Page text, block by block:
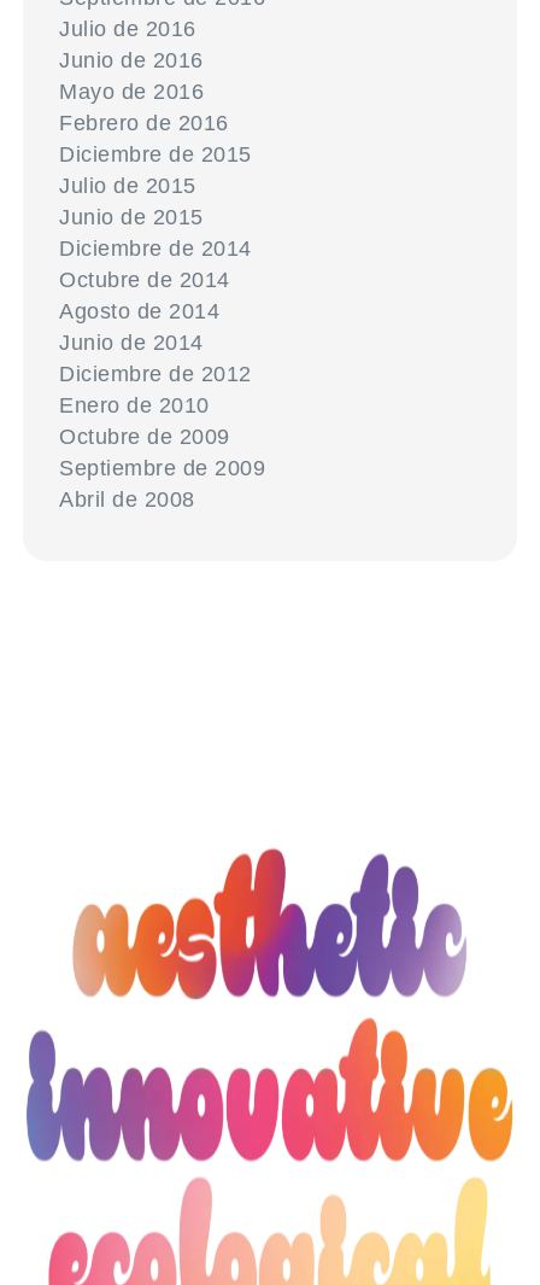
Julio de 2016
Junio de 2016
Mayo de 2016
Febrero de 2016
Diciembre de 2015
Julio de 2015
Junio de 2015
Diciembre de 2014
Octubre de 2014
Agosto de 2014
Junio de 2014
Diciembre de 2012
Enero de 2010
Octubre de 2009
Septiembre de 2009
Abril de 2008